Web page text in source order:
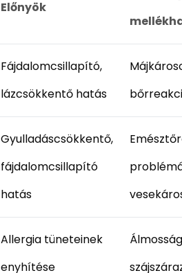
Előnyök
Fájdalomcsillapító,
lázcsökkentő hatás
Gyulladáscsökkentő,
fájdalomcsillapító
hatás
Allergia tüneteinek
enyhítése